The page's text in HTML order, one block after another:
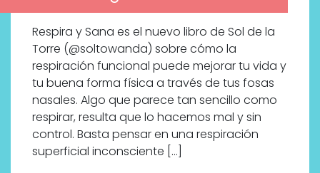
Respira y Sana es el nuevo libro de Sol de la
Torre (@soltowanda) sobre cómo la
respiración funcional puede mejorar tu vida y
tu buena forma física a través de tus fosas
nasales. Algo que parece tan sencillo como
respirar, resulta que lo hacemos mal y sin
control. Basta pensar en una respiración
superficial inconsciente […]